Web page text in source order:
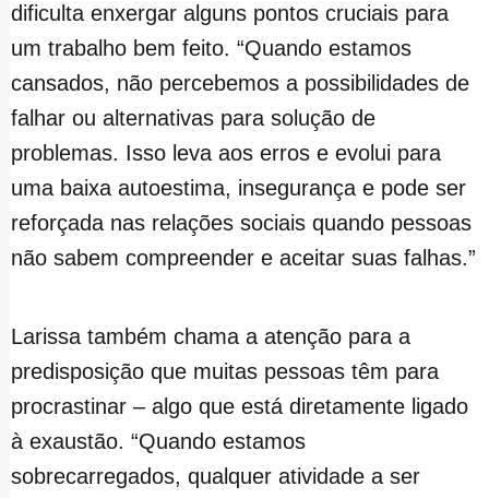
dificulta enxergar alguns pontos cruciais para
um trabalho bem feito. “Quando estamos
cansados, não percebemos a possibilidades de
falhar ou alternativas para solução de
problemas. Isso leva aos erros e evolui para
uma baixa autoestima, insegurança e pode ser
reforçada nas relações sociais quando pessoas
não sabem compreender e aceitar suas falhas.”
Larissa também chama a atenção para a
predisposição que muitas pessoas têm para
procrastinar – algo que está diretamente ligado
à exaustão. “Quando estamos
sobrecarregados, qualquer atividade a ser